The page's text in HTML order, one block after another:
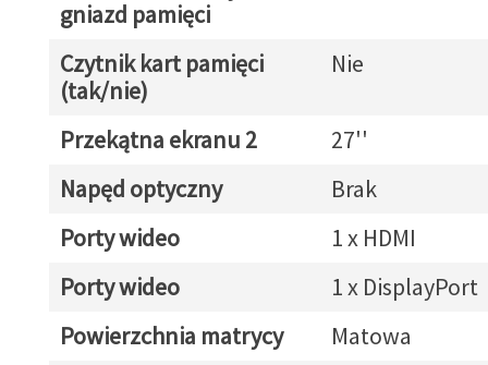
gniazd pamięci
Czytnik kart pamięci
(tak/nie)
Nie
Przekątna ekranu 2
27''
Napęd optyczny
Brak
Porty wideo
1 x HDMI
Porty wideo
1 x DisplayPort
Powierzchnia matrycy
Matowa